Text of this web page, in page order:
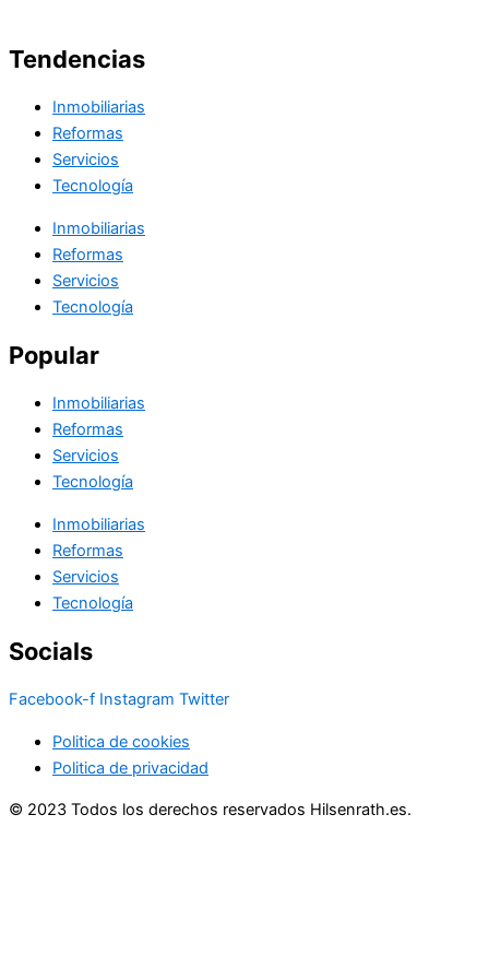
Tendencias
Inmobiliarias
Reformas
Servicios
Tecnología
Inmobiliarias
Reformas
Servicios
Tecnología
Popular
Inmobiliarias
Reformas
Servicios
Tecnología
Inmobiliarias
Reformas
Servicios
Tecnología
Socials
Facebook-f Instagram Twitter
Politica de cookies
Politica de privacidad
© 2023 Todos los derechos reservados Hilsenrath.es.